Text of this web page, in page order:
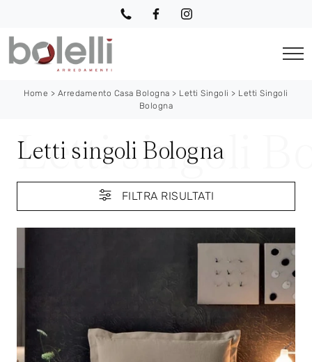
Home > Arredamento Casa Bologna > Letti Singoli > Letti Singoli
Bologna
Letti singoli Bologna
FILTRA RISULTATI